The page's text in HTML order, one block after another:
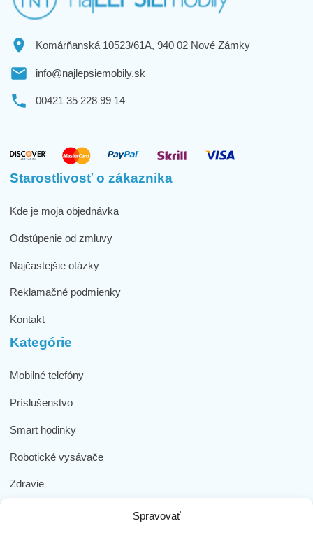
Spravovať
Komárňanská 10523/61A, 940 02 Nové Zámky
info@najlepsiemobily.sk
00421 35 228 99 14
Starostlivosť o zákaznika
Kde je moja objednávka
Odstúpenie od zmluvy
Najčastejšie otázky
Reklamačné podmienky
Kontakt
Kategórie
Mobilné telefóny
Príslušenstvo
Smart hodinky
Robotické vysávače
Zdravie